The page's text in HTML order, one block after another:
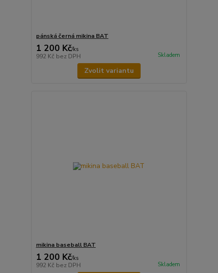
pánská černá mikina BAT
1 200 Kč/ks
992 Kč bez DPH Skladem
Zvolit variantu
mikina baseball BAT
1 200 Kč/ks
992 Kč bez DPH Skladem